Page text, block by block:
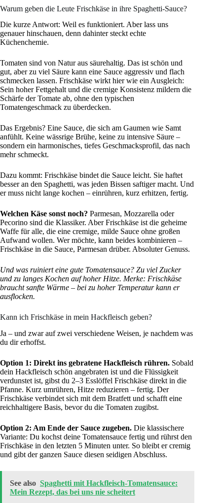
Warum geben die Leute Frischkäse in ihre Spaghetti-Sauce?
Die kurze Antwort: Weil es funktioniert. Aber lass uns
genauer hinschauen, denn dahinter steckt echte
Küchenchemie.
Tomaten sind von Natur aus säurehaltig. Das ist schön und
gut, aber zu viel Säure kann eine Sauce aggressiv und flach
schmecken lassen. Frischkäse wirkt hier wie ein Ausgleich:
Sein hoher Fettgehalt und die cremige Konsistenz mildern die
Schärfe der Tomate ab, ohne den typischen
Tomatengeschmack zu überdecken.
Das Ergebnis? Eine Sauce, die sich am Gaumen wie Samt
anfühlt. Keine wässrige Brühe, keine zu intensive Säure –
sondern ein harmonisches, tiefes Geschmacksprofil, das nach
mehr schmeckt.
Dazu kommt: Frischkäse bindet die Sauce leicht. Sie haftet
besser an den Spaghetti, was jeden Bissen saftiger macht. Und
er muss nicht lange kochen – einrühren, kurz erhitzen, fertig.
Welchen Käse sonst noch? Parmesan, Mozzarella oder
Pecorino sind die Klassiker. Aber Frischkäse ist die geheime
Waffe für alle, die eine cremige, milde Sauce ohne großen
Aufwand wollen. Wer möchte, kann beides kombinieren –
Frischkäse in die Sauce, Parmesan drüber. Absoluter Genuss.
Und was ruiniert eine gute Tomatensauce? Zu viel Zucker
und zu langes Kochen auf hoher Hitze. Merke: Frischkäse
braucht sanfte Wärme – bei zu hoher Temperatur kann er
ausflocken.
Kann ich Frischkäse in mein Hackfleisch geben?
Ja – und zwar auf zwei verschiedene Weisen, je nachdem was
du dir erhoffst.
Option 1: Direkt ins gebratene Hackfleisch rühren. Sobald
dein Hackfleisch schön angebraten ist und die Flüssigkeit
verdunstet ist, gibst du 2–3 Esslöffel Frischkäse direkt in die
Pfanne. Kurz umrühren, Hitze reduzieren – fertig. Der
Frischkäse verbindet sich mit dem Bratfett und schafft eine
reichhaltigere Basis, bevor du die Tomaten zugibst.
Option 2: Am Ende der Sauce zugeben. Die klassischere
Variante: Du kochst deine Tomatensauce fertig und rührst den
Frischkäse in den letzten 5 Minuten unter. So bleibt er cremig
und gibt der ganzen Sauce diesen seidigen Abschluss.
See also Spaghetti mit Hackfleisch-Tomatensauce:
Mein Rezept, das bei uns nie scheitert